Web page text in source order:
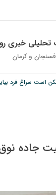
خبری
و كرمان
است سراغ فرد
در جشنواره
جاده